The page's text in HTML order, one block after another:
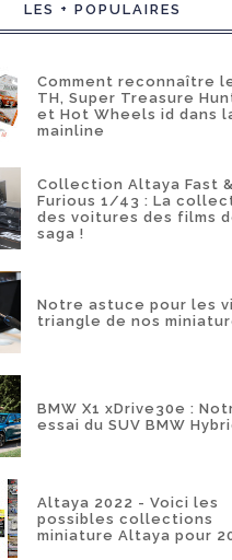
LES + POPULAIRES
Comment reconnaître
TH, Super Treasure
et Hot Wheels id dans
mainline
Collection Altaya Fast &
Furious 1/43 : La
des voitures des films
saga !
Notre astuce pour les
triangle de nos
BMW X1 xDrive30e :
essai du SUV BMW
Altaya 2022 - Voici les
possibles collections
miniature Altaya pour